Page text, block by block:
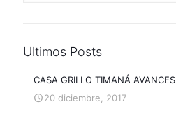
Ultimos Posts
CASA GRILLO TIMANÁ AVANCES
20 diciembre, 2017